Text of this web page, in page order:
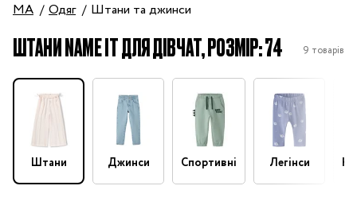
MA Одяг Штани та джинси
ШТАНИ NAME IT ДЛЯ ДІВЧАТ, РОЗМІР: 74 9 товарів
Штани Джинси Спортивні Легінси